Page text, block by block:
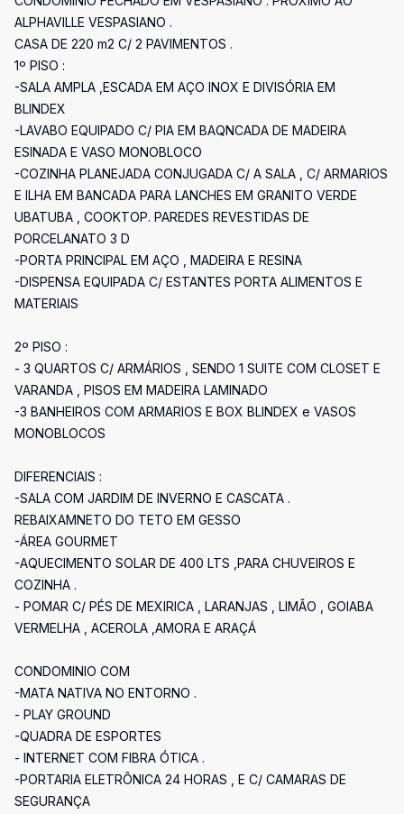
ALPHAVILLE VESPASIANO .
CASA DE 220 m2 C/ 2 PAVIMENTOS .
1º PISO :
-SALA AMPLA ,ESCADA EM AÇO INOX E DIVISÓRIA EM
BLINDEX
-LAVABO EQUIPADO C/ PIA EM BAQNCADA DE MADEIRA
ESINADA E VASO MONOBLOCO
-COZINHA PLANEJADA CONJUGADA C/ A SALA , C/ ARMARIOS
E ILHA EM BANCADA PARA LANCHES EM GRANITO VERDE
UBATUBA , COOKTOP. PAREDES REVESTIDAS DE
PORCELANATO 3 D
-PORTA PRINCIPAL EM AÇO , MADEIRA E RESINA
-DISPENSA EQUIPADA C/ ESTANTES PORTA ALIMENTOS E
MATERIAIS
2º PISO :
- 3 QUARTOS C/ ARMÁRIOS , SENDO 1 SUITE COM CLOSET E
VARANDA , PISOS EM MADEIRA LAMINADO
-3 BANHEIROS COM ARMARIOS E BOX BLINDEX e VASOS
MONOBLOCOS
DIFERENCIAIS :
-SALA COM JARDIM DE INVERNO E CASCATA .
REBAIXAMNETO DO TETO EM GESSO
-ÁREA GOURMET
-AQUECIMENTO SOLAR DE 400 LTS ,PARA CHUVEIROS E
COZINHA .
- POMAR C/ PÉS DE MEXIRICA , LARANJAS , LIMÃO , GOIABA
VERMELHA , ACEROLA ,AMORA E ARAÇÁ
CONDOMINIO COM
-MATA NATIVA NO ENTORNO .
- PLAY GROUND
-QUADRA DE ESPORTES
- INTERNET COM FIBRA ÓTICA .
-PORTARIA ELETRÔNICA 24 HORAS , E C/ CAMARAS DE
SEGURANÇA